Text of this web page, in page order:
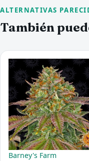
ALTERNATIVAS
También
Barney's Farm